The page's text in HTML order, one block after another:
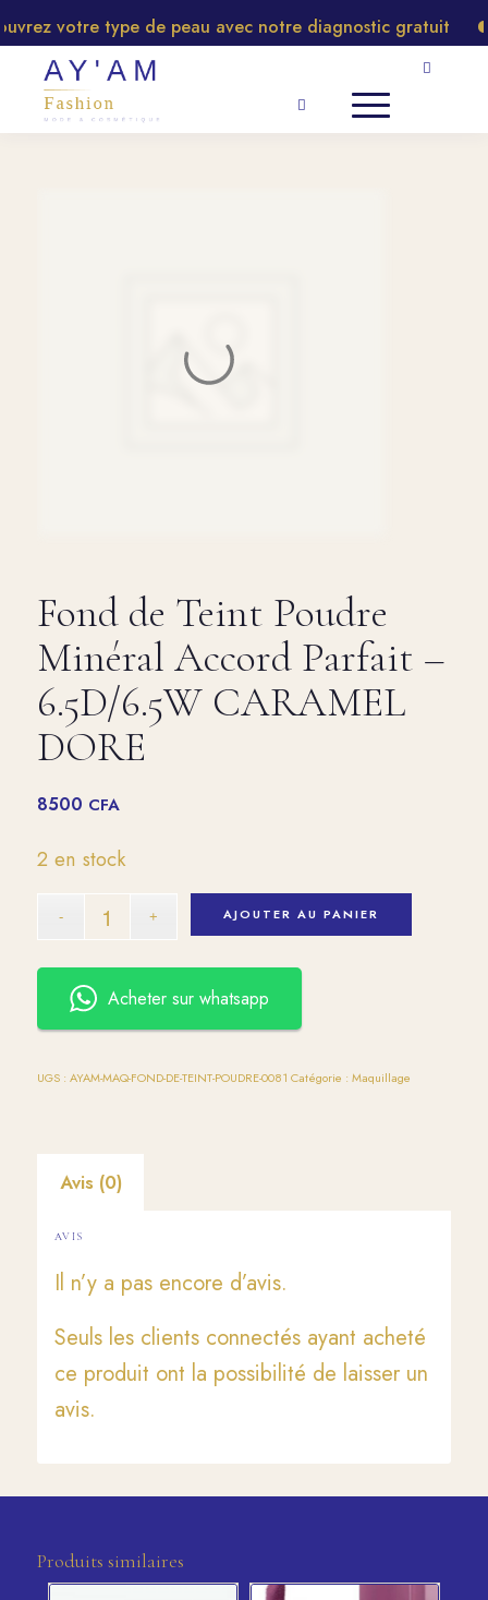
votre type de peau avec notre diagnostic gratuit
Fond de Teint Poudre
Minéral Accord Parfait –
6.5D/6.5W CARAMEL
DORE
8500 CFA
2 en stock
AJOUTER AU PANIER
Acheter sur whatsapp
UGS : AYAM-MAQ-FOND-DE-TEINT-POUDRE-0081 Catégorie : Maquillage
Avis (0)
AVIS
Il n’y a pas encore d’avis.
Seuls les clients connectés ayant acheté
ce produit ont la possibilité de laisser un
avis.
Produits similaires